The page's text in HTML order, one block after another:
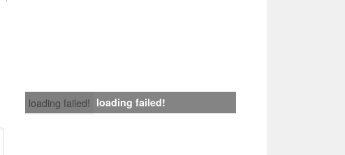
loading failed! loading failed!